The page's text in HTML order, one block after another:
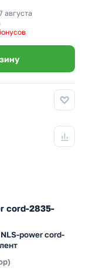
августа
cord-2835-
power cord-